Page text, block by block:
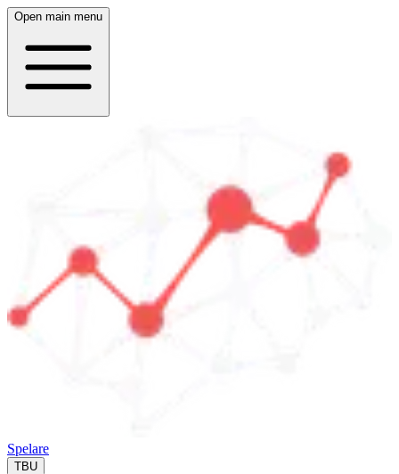
Open main menu
Spelare
TBU